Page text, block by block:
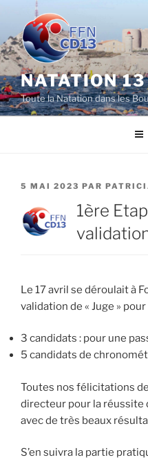
contenu
principal
NATATION 13
Toute la Natation dans les
PUBLIÉ
5 MAI 2023 PAR
1ère
Le 17 avril se déroulait à
validation de « Juge »
3 candidats : pour une
5 candidats de
Toutes nos félicitations
directeur pour la réussite
avec de très beaux
S’en suivra la partie